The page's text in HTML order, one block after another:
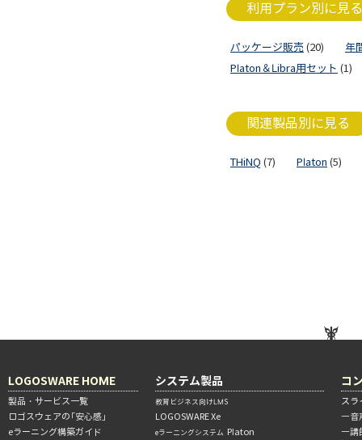
利用プラン別に見る
パッケージ販売 (20)
年
Platon＆Libra用セット (1)
関連製品別に見る
THiNQ (7) Platon (5)
LOGOSWARE HOME
製品・サービス一覧
ロゴスウェアの「安心感」
eラーニング構築ガイド
システム製品
教育ビジネス向けLMS
LOGOSWARE Xe
eラーニングシステム Platon
コ
ス
―音
―講